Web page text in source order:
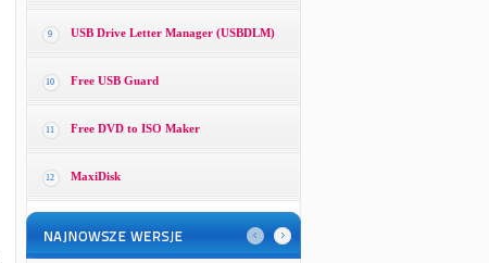
9 USB Drive Letter Manager (USBDLM)
10 Free USB Guard
11 Free DVD to ISO Maker
12 MaxiDisk